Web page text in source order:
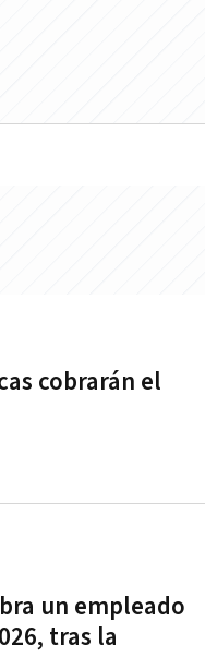
cobrarán el
un empleado
tras la